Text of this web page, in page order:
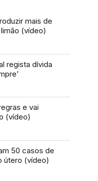
mais de
(vídeo)
regista dívida
e vai
(vídeo)
50 casos de
útero (vídeo)